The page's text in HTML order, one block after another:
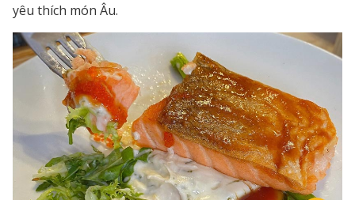
yêu thích món Âu.